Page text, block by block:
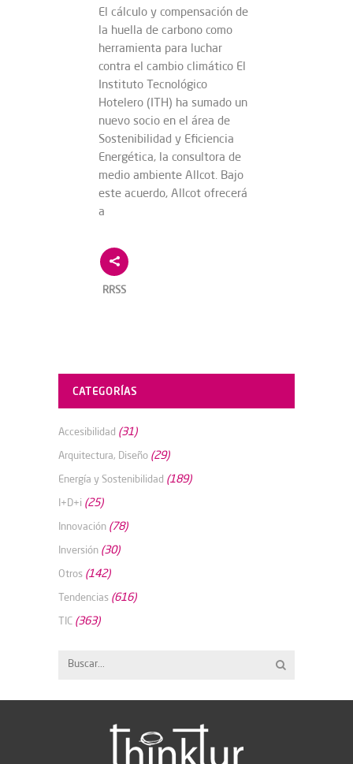
El cálculo y compensación de
la huella de carbono como
herramienta para luchar
contra el cambio climático El
Instituto Tecnológico
Hotelero (ITH) ha sumado un
nuevo socio en el área de
Sostenibilidad y Eficiencia
Energética, la consultora de
medio ambiente Allcot. Bajo
este acuerdo, Allcot ofrecerá
a
RRSS
CATEGORÍAS
Accesibilidad (31)
Arquitectura, Diseño (29)
Energía y Sostenibilidad (189)
I+D+i (25)
Innovación (78)
Inversión (30)
Otros (142)
Tendencias (616)
TIC (363)